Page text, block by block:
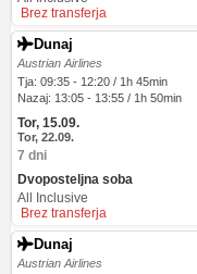
Brez transferja
Dunaj
Austrian Airlines
Tja: 09:35 - 12:20 / 1h 45min
Nazaj: 13:05 - 13:55 / 1h 50min
Tor, 15.09.
Tor, 22.09.
7 dni
Dvoposteljna soba
All Inclusive
Brez transferja
Dunaj
Austrian Airlines